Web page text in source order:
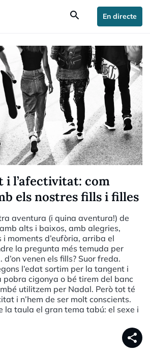
search En directe
i l’afectivitat: com
els nostres fills i filles
aventura (i quina aventura!) de
alts i baixos, amb alegries,
i moments d’eufòria, arriba el
la pregunta més temuda per
venen els fills? Suor freda.
l’edat sortim per la tangent i
pobra cigonya o bé tirem del banc
utilitzem per Nadal. Però tot té
i n’hem de ser molt conscients.
la taula el gran tema tabú: el sexe i
share